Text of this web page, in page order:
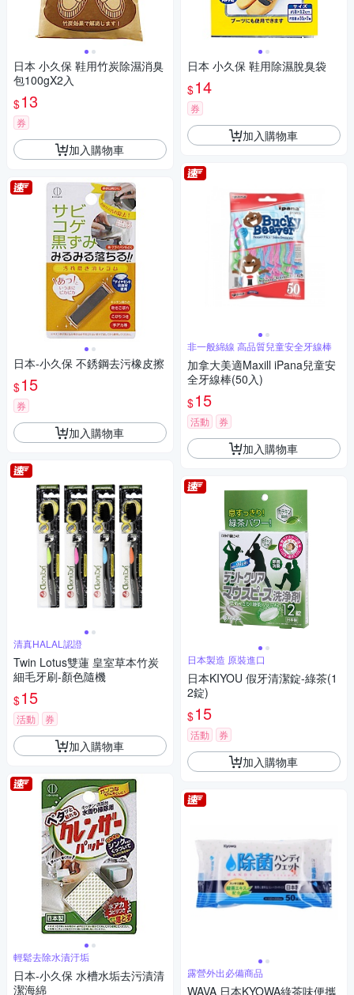
日本 小久保 鞋用竹炭除濕消臭
包100gX2入
$13
券
加入購物車
日本-小久保 不銹鋼去污橡皮擦
$15
券
加入購物車
清真HALAL認證
Twin Lotus雙蓮 皇室草本竹炭
細毛牙刷-顏色隨機
$15
活動 券
加入購物車
輕鬆去除水漬汙垢
日本-小久保 水槽水垢去污漬清
潔海綿
日本 小久保 鞋用除濕脫臭袋
$14
券
加入購物車
非一般綿線 高品質兒童安全牙線棒
加拿大美適Maxill iPana兒童安
全牙線棒(50入)
$15
活動 券
加入購物車
日本製造 原裝進口
日本KIYOU 假牙清潔錠-綠茶(1
2錠)
$15
活動 券
加入購物車
露營外出必備商品
WAVA 日本KYOWA綠茶味便攜